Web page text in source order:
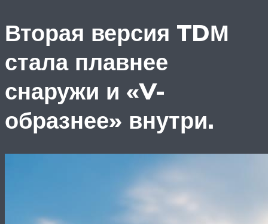
Вторая версия TDМ
стала плавнее
снаружи и «V-
образнее» внутри.